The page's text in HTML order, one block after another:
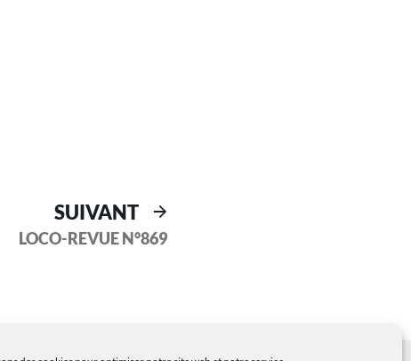
SUIVANT
LOCO-REVUE N°869